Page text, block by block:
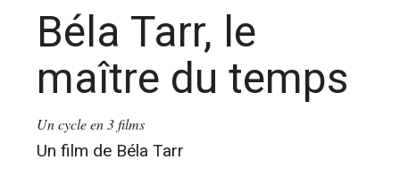
Béla Tarr, le
maître du temps
Un cycle en 3 films
Un film de Béla Tarr